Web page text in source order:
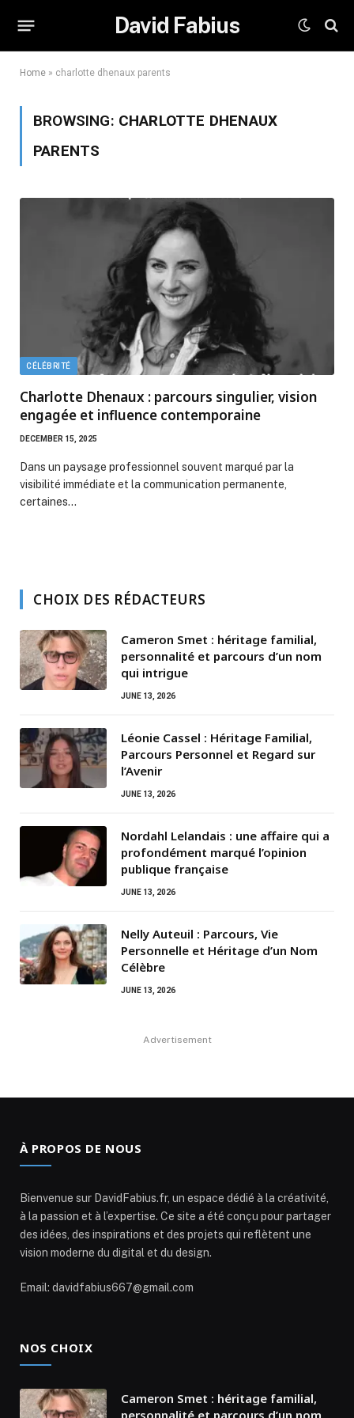
David Fabius
Home » charlotte dhenaux parents
BROWSING: CHARLOTTE DHENAUX
PARENTS
CÉLÉBRITÉ
Charlotte Dhenaux : parcours singulier, vision
engagée et influence contemporaine
DECEMBER 15, 2025
Dans un paysage professionnel souvent marqué par la
visibilité immédiate et la communication permanente,
certaines…
CHOIX DES RÉDACTEURS
Cameron Smet : héritage familial,
personnalité et parcours d’un nom
qui intrigue
JUNE 13, 2026
Léonie Cassel : Héritage Familial,
Parcours Personnel et Regard sur
l’Avenir
JUNE 13, 2026
Nordahl Lelandais : une affaire qui a
profondément marqué l’opinion
publique française
JUNE 13, 2026
Nelly Auteuil : Parcours, Vie
Personnelle et Héritage d’un Nom
Célèbre
JUNE 13, 2026
Advertisement
À PROPOS DE NOUS
Bienvenue sur DavidFabius.fr, un espace dédié à la créativité,
à la passion et à l’expertise. Ce site a été conçu pour partager
des idées, des inspirations et des projets qui reflètent une
vision moderne du digital et du design.
Email: davidfabius667@gmail.com
NOS CHOIX
Cameron Smet : héritage familial,
personnalité et parcours d’un nom